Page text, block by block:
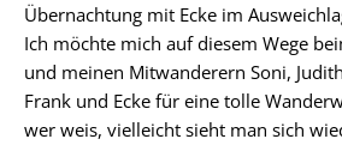
Übernachtung mit Ecke im
Ich möchte mich auf diesem Wege
und meinen Mitwanderern Soni,
Frank und Ecke für eine tolle
wer weis, vielleicht sieht man sich